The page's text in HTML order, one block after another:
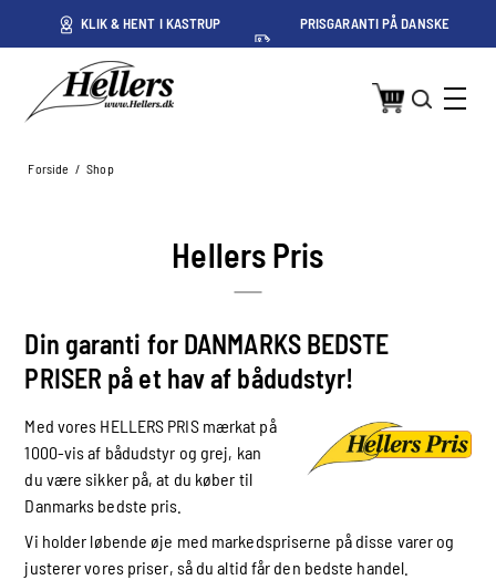
KLIK & HENT I KASTRUP PRISGARANTI PÅ DANSKE
Forside / Shop
Hellers Pris
Din garanti for DANMARKS BEDSTE
PRISER på et hav af bådudstyr!
Med vores HELLERS PRIS mærkat på
1000-vis af bådudstyr og grej, kan
du være sikker på, at du køber til
Danmarks bedste pris.
Vi holder løbende øje med markedspriserne på disse varer og
justerer vores priser, så du altid får den bedste handel.